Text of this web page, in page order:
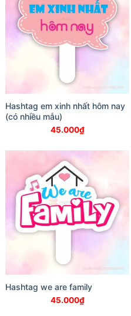
Hashtag em xinh nhất hôm nay
(có nhiều mẫu)
45.000₫
Hashtag we are family
45.000₫